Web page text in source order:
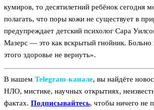
кумиров, то десятилетний ребёнок сегодня
полагать, что поры кожи не существует в
предупреждает детский психолог Сара
Мазерс — это как вскрытый гнойник. Больно
этого здоровье не вернуть».
В нашем Telegram‑канале, вы найдёте
НЛО, мистике, научных открытиях,
фактах. Подписывайтесь, чтобы ничего не